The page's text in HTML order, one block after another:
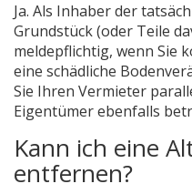
Ja. Als Inhaber der
Grundstück (oder Teile
meldepflichtig, wenn Sie
eine schädliche
Sie Ihren Vermieter
Eigentümer ebenfalls
Kann ich eine
entfernen?